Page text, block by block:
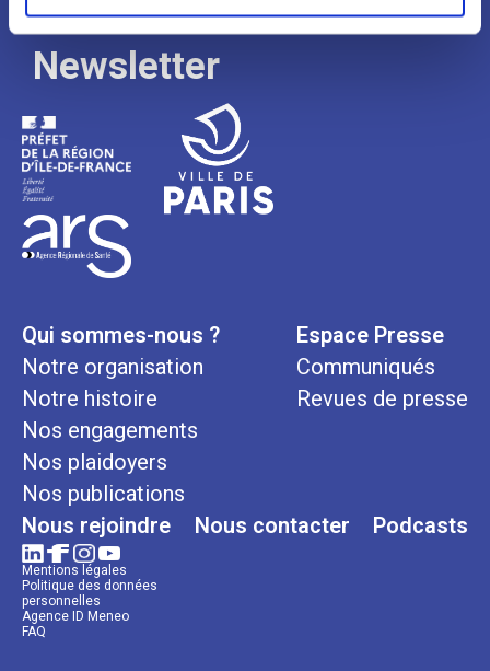
Newsletter
Qui sommes-nous ?
Notre organisation
Notre histoire
Nos engagements
Nos plaidoyers
Nos publications
Espace Presse
Communiqués
Revues de presse
Nous rejoindre Nous contacter Podcasts
Mentions légales
Politique des données
personnelles
Agence ID Meneo
FAQ